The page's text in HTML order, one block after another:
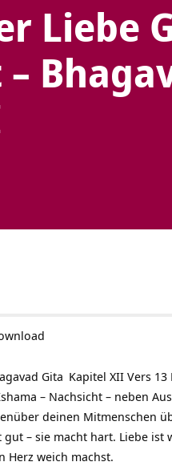
Liebe
Gita Kapitel XII Vers
– Nachsicht – neben
deinen Mitmenschen
– sie macht hart. Liebe
Herz weich machst.